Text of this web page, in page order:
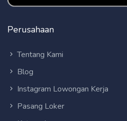
Perusahaan
Tentang Kami
Blog
Instagram Lowongan Kerja
Pasang Loker